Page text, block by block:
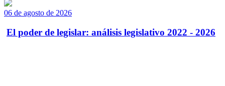
06 de agosto de 2026
El poder de legislar: análisis legislativo 2022 - 2026